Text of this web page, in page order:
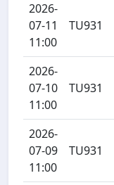
2026-
07-11
11:00
TU931
2026-
07-10
11:00
TU931
2026-
07-09
11:00
TU931